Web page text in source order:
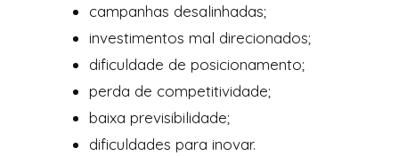
campanhas desalinhadas;
investimentos mal direcionados;
dificuldade de posicionamento;
perda de competitividade;
baixa previsibilidade;
dificuldades para inovar.